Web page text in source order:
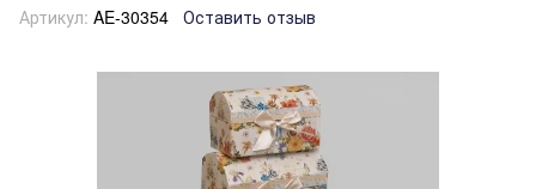
Артикул: AE-30354 Оставить отзыв